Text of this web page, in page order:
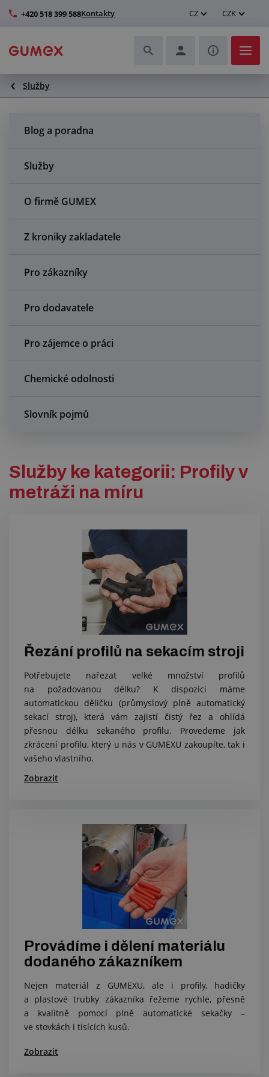
+420 518 399 588Kontakty CZ CZK
Hadice a jejich kompletace
Další pryžové a plastové výrobky
Centrum poptávek
Vše o nákupu
O nás a kariéra
Služby
Blog a poradna
Služby
O firmě GUMEX
Z kroniky zakladatele
Pro zákazníky
Pro dodavatele
Pro zájemce o práci
Chemické odolnosti
Slovník pojmů
Služby ke kategorii: Profily v
metráži na míru
Řezání profilů na sekacím stroji
Potřebujete nařezat velké množství profilů
na požadovanou délku? K dispozici máme
automatickou děličku (průmyslový plně automatický
sekací stroj), která vám zajistí čistý řez a ohlídá
přesnou délku sekaného profilu. Provedeme jak
zkrácení profilu, který u nás v GUMEXU zakoupíte, tak i
vašeho vlastního.
Zobrazit
Provádíme i dělení materiálu
dodaného zákazníkem
Nejen materiál z GUMEXU, ale i profily, hadičky
a plastové trubky zákazníka řežeme rychle, přesně
a kvalitně pomocí plně automatické sekačky –
ve stovkách i tisících kusů.
Zobrazit